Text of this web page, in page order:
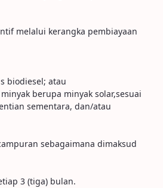
melalui kerangka pembiayaan
biodiesel; atau
berupa minyak solar,sesuai
sementara, dan/atau
sebagaimana dimaksud
3 (tiga) bulan.